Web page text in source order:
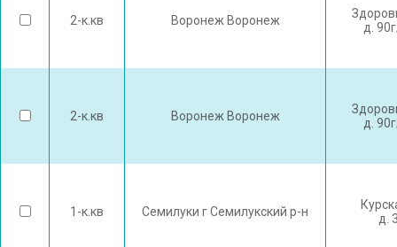
2-к.кв Воронеж Воронеж
д.
2-к.кв Воронеж Воронеж
д.
1-к.кв Семилуки г Семилукский р-н
д.